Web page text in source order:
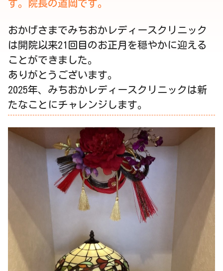
す。院長の道岡です。
おかげさまでみちおかレディースクリニック
は開院以来21回目のお正月を穏やかに迎える
ことができました。
ありがとうございます。
2025年、みちおかレディースクリニックは新
たなことにチャレンジします。